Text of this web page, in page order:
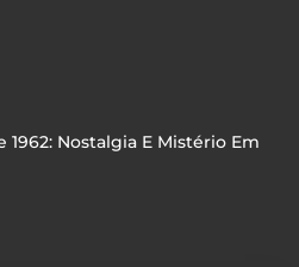
1962: Nostalgia E Mistério Em